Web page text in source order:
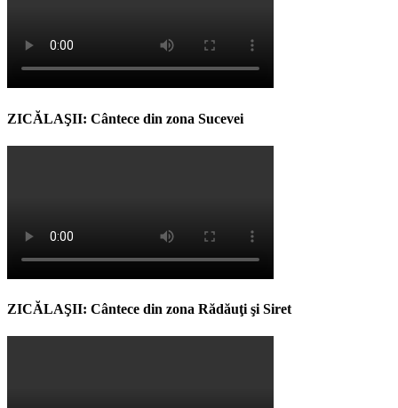
ZICĂLAŞII: Cântece din zona Sucevei
ZICĂLAŞII: Cântece din zona Rădăuţi şi Siret